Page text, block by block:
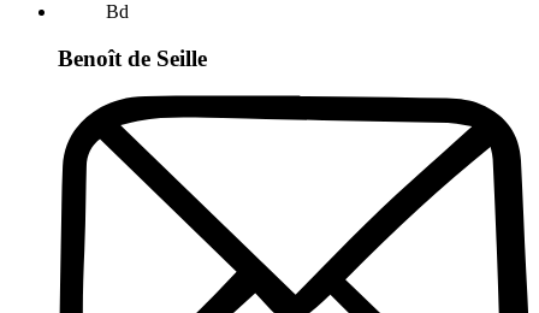
Bd
Benoît de Seille